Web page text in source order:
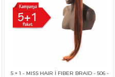
5 + 1 - MISS HAIR İ FIBER BRAID - 506 -